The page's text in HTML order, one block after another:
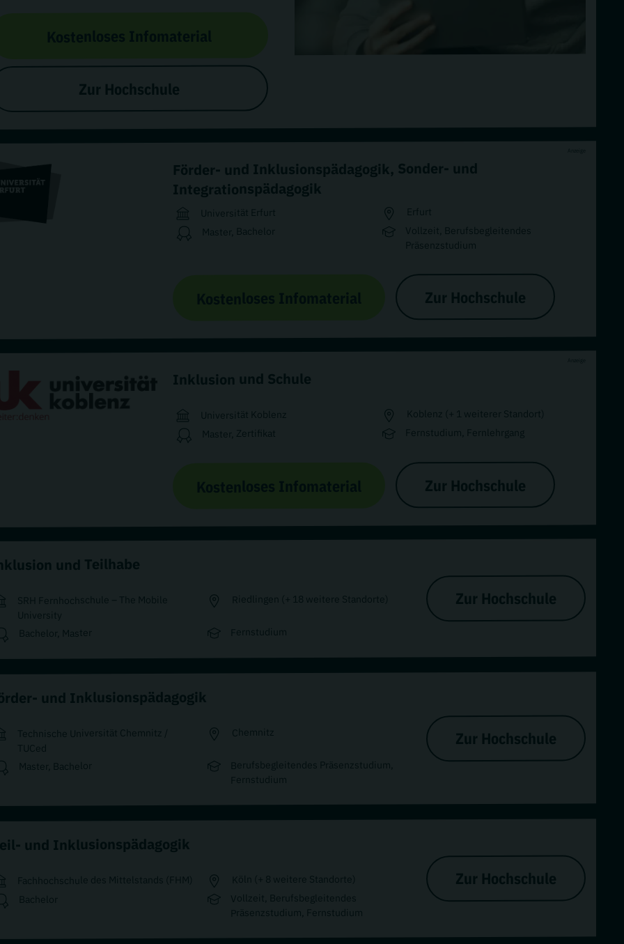
Zur Hochschule
Förder- und Inklusionspädagogik, Sonder- und
Integrationspädagogik
Universität Erfurt Erfurt
Master, Bachelor Vollzeit, Berufsbegleitendes
Präsenzstudium
Zur Hochschule
Inklusion und Schule
Universität Koblenz Koblenz (+ 1 weiterer Standort)
Master, Zertifikat Fernstudium, Fernlehrgang
Zur Hochschule
und Teilhabe
SRH Fernhochschule – The Mobile
University
Riedlingen (+ 18 weitere Standorte)
Bachelor, Master Fernstudium
Zur Hochschule
und Inklusionspädagogik
Technische Universität Chemnitz /
TUCed
Chemnitz
Master, Bachelor Berufsbegleitendes Präsenzstudium,
Fernstudium
Zur Hochschule
und Inklusionspädagogik
Fachhochschule des Mittelstands (FHM) Köln (+ 8 weitere Standorte)
Bachelor Vollzeit, Berufsbegleitendes
Präsenzstudium, Fernstudium
Zur Hochschule